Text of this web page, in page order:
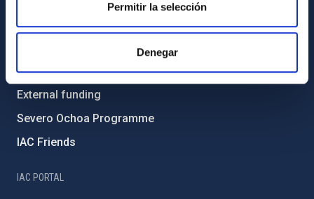
Permitir la selección
Denegar
Environment and Sustainability
IAC Projects
External funding
Severo Ochoa Programme
IAC Friends
IAC PORTAL